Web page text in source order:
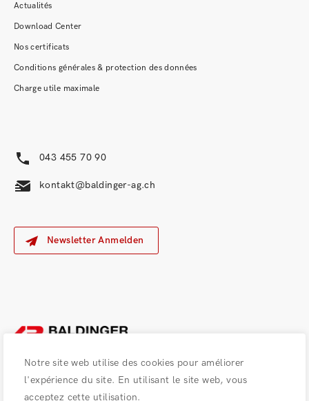
Notre site web utilise des cookies pour améliorer
l'expérience du site. En utilisant le site web, vous
acceptez cette utilisation.
Actualités
Download Center
Nos certificats
Conditions générales & protection des données
Charge utile maximale
043 455 70 90
kontakt@baldinger-ag.ch
Newsletter Anmelden